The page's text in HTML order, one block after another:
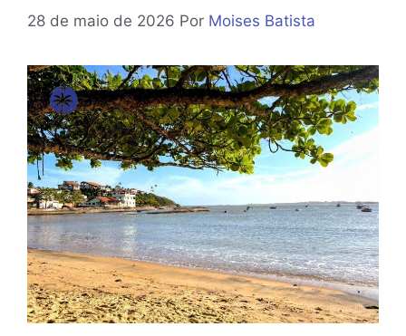
28 de maio de 2026 Por Moises Batista